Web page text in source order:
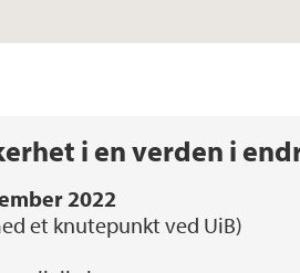
i en verden i
2022
et knutepunkt ved UiB)